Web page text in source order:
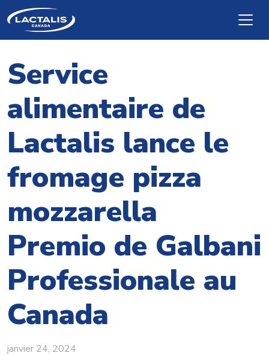
Skip to main content
Service
alimentaire de
Lactalis lance le
fromage pizza
mozzarella
Premio de Galbani
Professionale au
Canada
janvier 24, 2024